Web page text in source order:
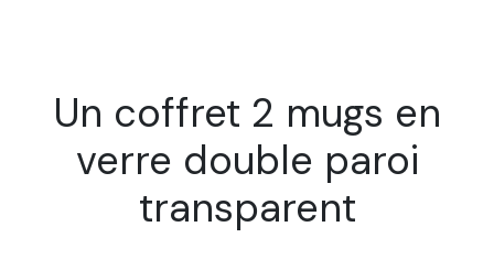
Un coffret 2 mugs en
verre double paroi
transparent